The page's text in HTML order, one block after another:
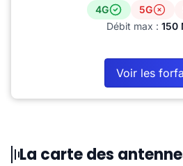
4G 5G
Débit max : 150
Voir les
La carte des